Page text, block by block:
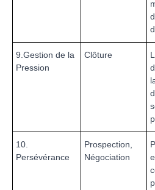
9.Gestion de la
Pression
Clôture
10.
Persévérance
Prospection,
Négociation